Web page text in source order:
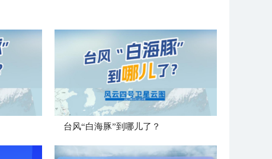
台风“白海豚”到哪儿了？